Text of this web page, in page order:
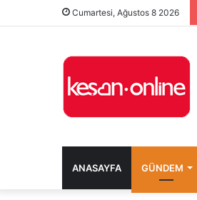
Cumartesi, Ağustos 8 2026
ANASAYFA GÜNDEM